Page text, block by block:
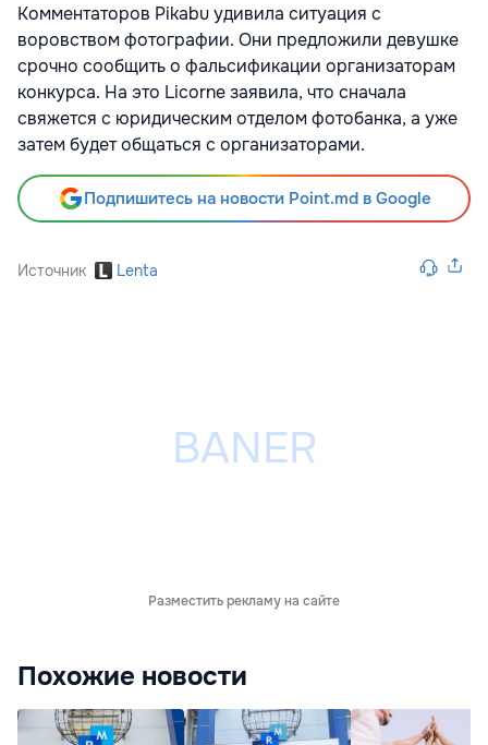
Комментаторов Pikabu удивила ситуация с
воровством фотографии. Они предложили девушке
срочно сообщить о фальсификации организаторам
конкурса. На это Licorne заявила, что сначала
свяжется с юридическим отделом фотобанка, а уже
затем будет общаться с организаторами.
Подпишитесь на новости Point.md в Google
Источник Lenta
Разместить рекламу на сайте
Похожие новости